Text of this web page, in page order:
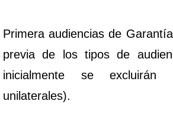
Primera audiencias de
previa de los tipos de
inicialmente se excluirán
unilaterales).